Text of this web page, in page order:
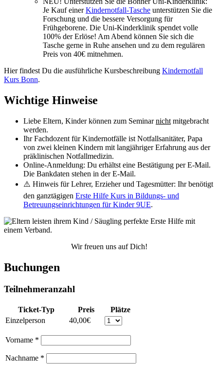
Je Kauf einerKindernotfall-Tasche unterstützen Sie die
Forschung und die bessere Versorgung für
Frühgeborene. Die Uni-Kinderklinik spendet volle
100% der Erlöse! Am Abend können Sie sich die
Tasche gerne in Ruhe ansehen und zu dem regulären
Preis von 40€ mitnehmen.
Hier findest Du die ausführliche Kursbeschreibung Kindernotfall
Kurs Bonn.
Wichtige Hinweise
Liebe Eltern, Kinder können zum Seminarnicht mitgebracht
werden.
Ihr Fachdozent für Kindernotfälle ist Notfallsanitäter, Papa
von zwei kleinen Kindern mit langjähriger Erfahrung aus der
präklinischen Notfallmedizin.
Online-Anmeldung: Du erhältst eine Bestätigung per E-Mail.
Die Bankdaten stehen in der E-Mail.
⚠️ Hinweis für Lehrer, Erzieher und Tagesmütter: Ihr benötigt
den ganztägigen Erste Hilfe Kurs in Bildungs- und
Betreuungseinrichtungen für Kinder 9UE.
Wir freuen uns auf Dich!
Buchungen
Teilnehmeranzahl
Ticket-Typ Preis
Plätze
Einzelperson
40,00€
Vorname *
Nachname *